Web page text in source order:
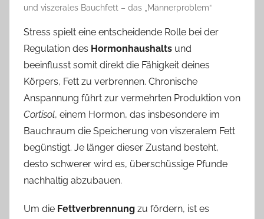
und viszerales Bauchfett – das „Männerproblem“
Stress spielt eine entscheidende Rolle bei der
Regulation des Hormonhaushalts und
beeinflusst somit direkt die Fähigkeit deines
Körpers, Fett zu verbrennen. Chronische
Anspannung führt zur vermehrten Produktion von
Cortisol, einem Hormon, das insbesondere im
Bauchraum die Speicherung von viszeralem Fett
begünstigt. Je länger dieser Zustand besteht,
desto schwerer wird es, überschüssige Pfunde
nachhaltig abzubauen.
Um die Fettverbrennung zu fördern, ist es